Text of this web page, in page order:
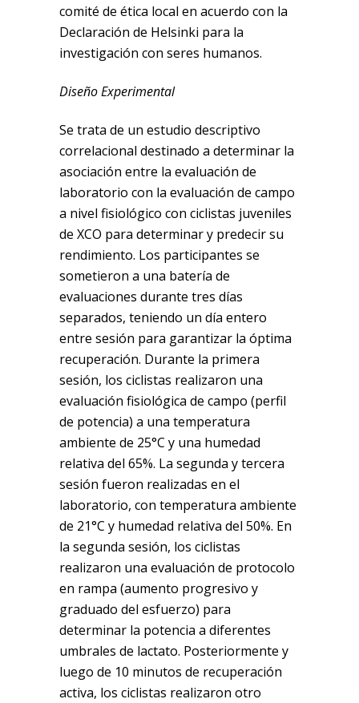
comité de ética local en acuerdo con la
Declaración de Helsinki para la
investigación con seres humanos.
Diseño Experimental
Se trata de un estudio descriptivo
correlacional destinado a determinar la
asociación entre la evaluación de
laboratorio con la evaluación de campo
a nivel fisiológico con ciclistas juveniles
de XCO para determinar y predecir su
rendimiento. Los participantes se
sometieron a una batería de
evaluaciones durante tres días
separados, teniendo un día entero
entre sesión para garantizar la óptima
recuperación. Durante la primera
sesión, los ciclistas realizaron una
evaluación fisiológica de campo (perfil
de potencia) a una temperatura
ambiente de 25°C y una humedad
relativa del 65%. La segunda y tercera
sesión fueron realizadas en el
laboratorio, con temperatura ambiente
de 21°C y humedad relativa del 50%. En
la segunda sesión, los ciclistas
realizaron una evaluación de protocolo
en rampa (aumento progresivo y
graduado del esfuerzo) para
determinar la potencia a diferentes
umbrales de lactato. Posteriormente y
luego de 10 minutos de recuperación
activa, los ciclistas realizaron otro